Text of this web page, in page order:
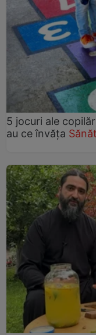
5 jocuri ale
au ce învăța